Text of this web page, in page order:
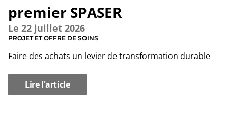
premier SPASER
Le 22 juillet 2026
PROJET ET OFFRE DE SOINS
Faire des achats un levier de transformation durable
Lire l'article